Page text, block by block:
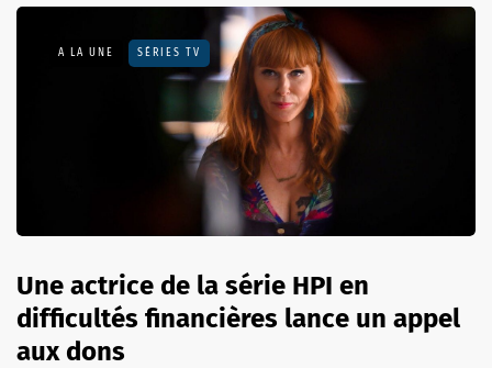
A LA UNE SÉRIES TV
Une actrice de la série HPI en
difficultés financières lance un appel
aux dons